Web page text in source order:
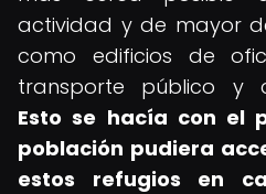
actividad y de mayor
como edificios de
transporte público y
Esto se hacía con el
población pudiera
estos refugios en